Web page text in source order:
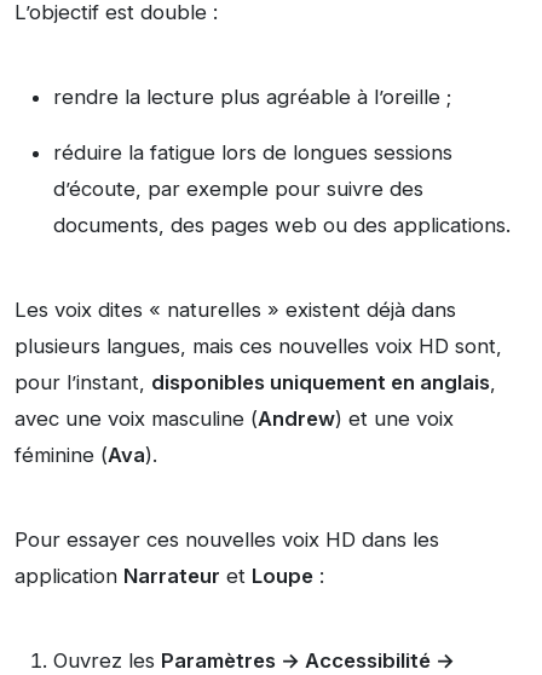
L’objectif est double :
rendre la lecture plus agréable à l’oreille ;
réduire la fatigue lors de longues sessions
d’écoute, par exemple pour suivre des
documents, des pages web ou des applications.
Les voix dites « naturelles » existent déjà dans
plusieurs langues, mais ces nouvelles voix HD sont,
pour l’instant, disponibles uniquement en anglais,
avec une voix masculine (Andrew) et une voix
féminine (Ava).
Pour essayer ces nouvelles voix HD dans les
application Narrateur et Loupe :
Ouvrez les Paramètres → Accessibilité →